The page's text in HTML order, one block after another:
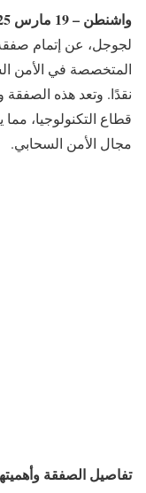
واشنطن – 19 مارس 2025
لجوجل، عن إتمام
المتخصصة في الأمن
نقدًا. وتعد هذه
قطاع التكنولوجيا،
مجال الأمن السحابي.
تفاصيل الصفقة